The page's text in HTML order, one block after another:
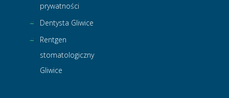
prywatności
Dentysta Gliwice
Rentgen
stomatologiczny
Gliwice